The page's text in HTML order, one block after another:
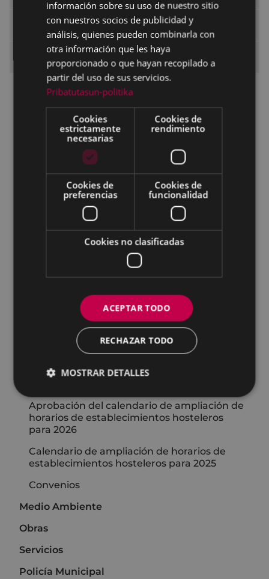
Identidad Visual Corporativa
Alcaldía
Secretaría
Pegora, Oficina de Servicio a la Ciudadanía
Archivo Municipal
Recursos Humanos
Organización y Transformación Digital
Área económica
Desarrollo económico, Empleo e Innovación
Carta de Servicios
Proceso de revisión del Plan General de
Ordenación Urbana (PGOU)
Consejo Asesor de Planeamiento
Aprobación del calendario de ampliación de
horarios de establecimientos hosteleros
para 2026
Calendario de ampliación de horarios de
establecimientos hosteleros para 2025
Convenios
Medio Ambiente
Obras
Servicios
Policía Municipal
información sobre su uso de nuestro sitio
con nuestros socios de publicidad y
análisis, quienes pueden combinarla con
otra información que les haya
proporcionado o que hayan recopilado a
partir del uso de sus servicios.
Pribatutasun-politika
Cookies
estrictamente
necesarias
Cookies de
rendimiento
Cookies de
preferencias
Cookies de
funcionalidad
Cookies no clasificadas
ACEPTAR TODO
RECHAZAR TODO
MOSTRAR DETALLES